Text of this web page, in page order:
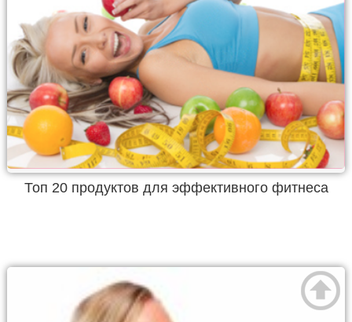
Топ 20 продуктов для эффективного фитнеса